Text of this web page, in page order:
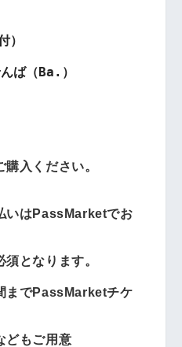
）
ば（Ba.）
入ください。
いはPassMarketでお
となります。
までPassMarketチケ
どもご用意